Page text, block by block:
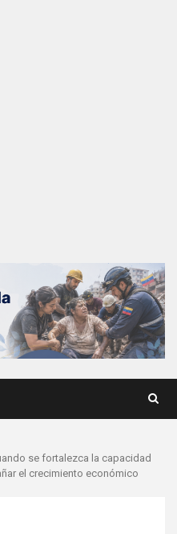
se fortalezca la capacidad
el crecimiento económico